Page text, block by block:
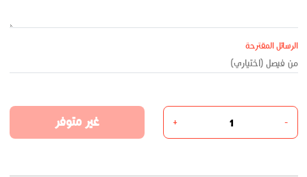
الرسائل المقترحة
-
+ غير متوفر